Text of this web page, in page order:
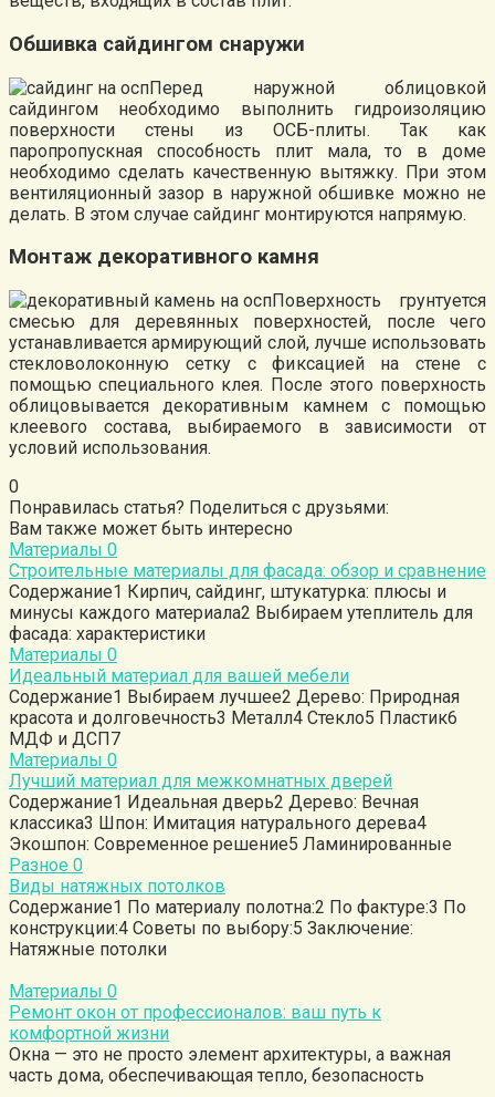
Обшивка сайдингом снаружи
Перед наружной облицовкой
сайдингом необходимо выполнить гидроизоляцию
поверхности стены из OСБ-плиты. Так как
паропропускная способность плит мала, то в доме
необходимо сделать качественную вытяжку. При этом
вентиляционный зазор в наружной обшивке можно не
делать. В этом случае сайдинг монтируются напрямую.
Монтаж декоративного камня
Поверхность грунтуется
смесью для деревянных поверхностей, после чего
устанавливается армирующий слой, лучше использовать
стекловолоконную сетку с фиксацией на стене с
помощью специального клея. После этого поверхность
облицовывается декоративным камнем с помощью
клеевого состава, выбираемого в зависимости от
условий использования.
0
Понравилась статья? Поделиться с друзьями:
Вам также может быть интересно
Материалы 0
Строительные материалы для фасада: обзор и сравнение
Содержание1 Кирпич, сайдинг, штукатурка: плюсы и
минусы каждого материала2 Выбираем утеплитель для
фасада: характеристики
Материалы 0
Идеальный материал для вашей мебели
Содержание1 Выбираем лучшее2 Дерево: Природная
красота и долговечность3 Металл4 Стекло5 Пластик6
МДФ и ДСП7
Материалы 0
Лучший материал для межкомнатных дверей
Содержание1 Идеальная дверь2 Дерево: Вечная
классика3 Шпон: Имитация натурального дерева4
Экошпон: Современное решение5 Ламинированные
Разное 0
Виды натяжных потолков
Содержание1 По материалу полотна:2 По фактуре:3 По
конструкции:4 Советы по выбору:5 Заключение:
Натяжные потолки
Материалы 0
Ремонт окон от профессионалов: ваш путь к
комфортной жизни
Окна — это не просто элемент архитектуры, а важная
часть дома, обеспечивающая тепло, безопасность